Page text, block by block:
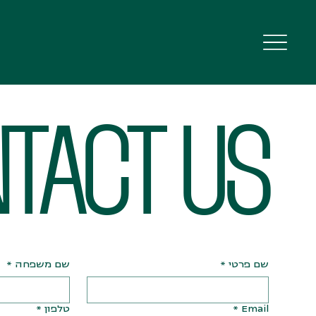
US
שם פרטי * שם משפחה *
Email
* טלפון *